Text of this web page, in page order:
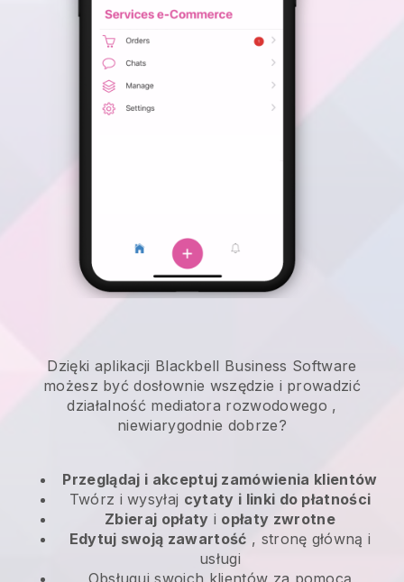
Dzięki aplikacji Blackbell Business Software
możesz być dosłownie wszędzie i prowadzić
działalność mediatora rozwodowego ,
niewiarygodnie dobrze?
Przeglądaj i akceptuj zamówienia klientów
Twórz i wysyłaj cytaty i linki do płatności
Zbieraj opłaty i opłaty zwrotne
Edytuj swoją zawartość , stronę główną i
usługi